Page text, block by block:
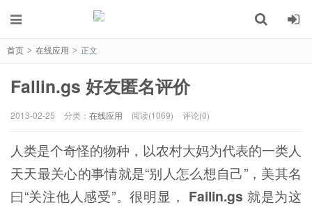
首页 > 在线应用 > 正文
Fallin.gs 好友匿名评价
2013-02-25 分类： 在线应用 阅读(1069) 评论(0)
人类是个奇怪的物种，以农村大妈为代表的一类人
天天最关心的事情就是“别人怎么想自己”，美其名
曰“关注他人感受”。很明显， Failin.gs 就是为这